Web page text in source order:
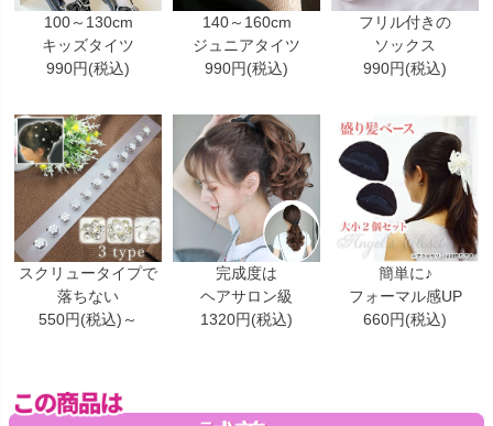
100～130cm
キッズタイツ
990円(税込)
140～160cm
ジュニアタイツ
990円(税込)
フリル付きの
ソックス
990円(税込)
スクリュータイプで
落ちない
550円(税込)～
完成度は
ヘアサロン級
1320円(税込)
簡単に♪
フォーマル感UP
660円(税込)